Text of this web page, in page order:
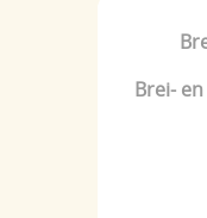
Brei-